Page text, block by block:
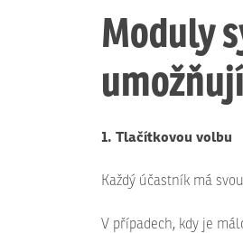
Moduly
1. Tlačítkovou volbu
Každý účastník má
V případech, kdy je